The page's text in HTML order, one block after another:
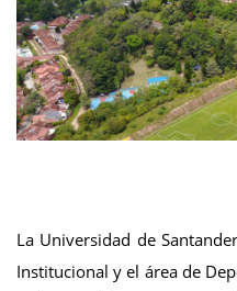
La Universidad de
Institucional y el área de